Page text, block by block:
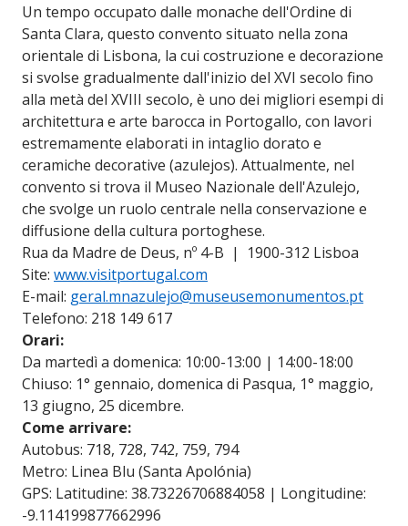
Un tempo occupato dalle monache dell'Ordine di
Santa Clara, questo convento situato nella zona
orientale di Lisbona, la cui costruzione e decorazione
si svolse gradualmente dall'inizio del XVI secolo fino
alla metà del XVIII secolo, è uno dei migliori esempi di
architettura e arte barocca in Portogallo, con lavori
estremamente elaborati in intaglio dorato e
ceramiche decorative (azulejos). Attualmente, nel
convento si trova il Museo Nazionale dell'Azulejo,
che svolge un ruolo centrale nella conservazione e
diffusione della cultura portoghese.
Rua da Madre de Deus, nº 4-B | 1900-312 Lisboa
Site: www.visitportugal.com
E-mail: geral.mnazulejo@museusemonumentos.pt
Telefono: 218 149 617
Orari:
Da martedì a domenica: 10:00-13:00 | 14:00-18:00
Chiuso: 1° gennaio, domenica di Pasqua, 1° maggio,
13 giugno, 25 dicembre.
Come arrivare:
Autobus: 718, 728, 742, 759, 794
Metro: Linea Blu (Santa Apolónia)
GPS: Latitudine: 38.73226706884058 | Longitudine:
-9.114199877662996